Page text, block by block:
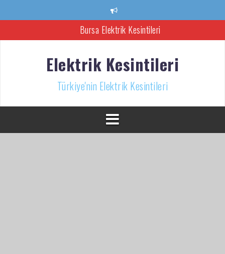
Bursa Elektrik Kesintileri
Türkiye’nin Elektrik Kesintileri Haber Kaynağı
İzmir Elektrik Kesintisi
Elektrik Kesintileri
Türkiye'nin Elektrik Kesintileri